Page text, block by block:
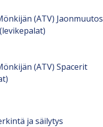
(ATV) Jaonmuutos
(ATV) Spacerit
ja säilytys